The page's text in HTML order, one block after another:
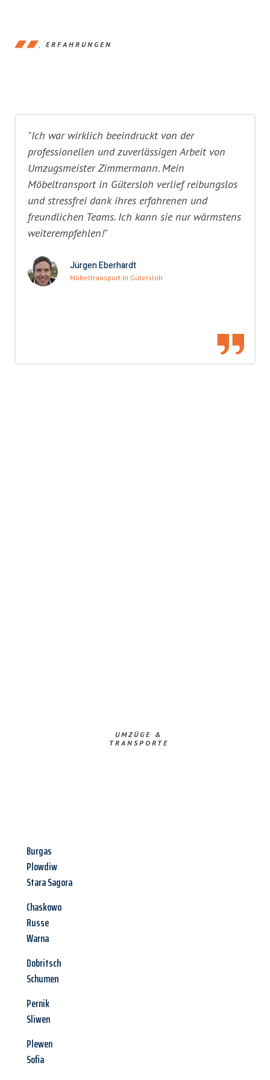
ERFAHRUNGEN
"Ich war wirklich beeindruckt von der
professionellen und zuverlässigen Arbeit von
Umzugsmeister Zimmermann. Mein
Möbeltransport in Gütersloh verlief reibungslos
und stressfrei dank ihres erfahrenen und
freundlichen Teams. Ich kann sie nur wärmstens
weiterempfehlen!"
Jürgen Eberhardt
Möbeltransport in Gütersloh
UMZÜGE &
TRANSPORTE
Burgas
Plowdiw
Stara Sagora
Chaskowo
Russe
Warna
Dobritsch
Schumen
Pernik
Sliwen
Plewen
Sofia